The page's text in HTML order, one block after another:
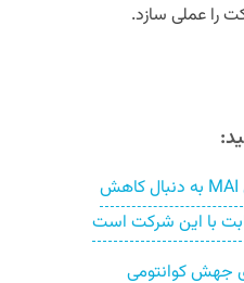
را عملی سازد.
مایکروسافت با مدل‌های MAI به دنبال کاهش
با این شرکت است
جهش کوانتومی